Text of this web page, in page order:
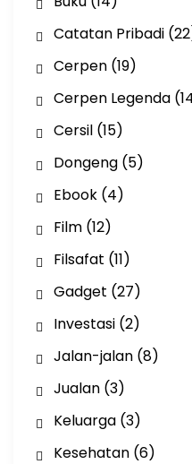
Catatan Pribadi
Cerpen(19)
Cerpen Legenda
Cersil(15)
Dongeng(5)
Ebook(4)
Film(12)
Filsafat (11)
Gadget (27)
Investasi(2)
Jalan-jalan(8)
Jualan(3)
Keluarga(3)
Kesehatan(6)